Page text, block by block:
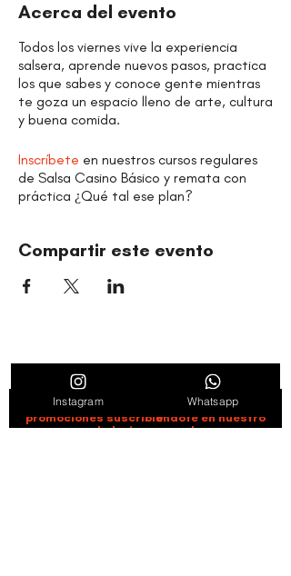
Acerca del evento
Todos los viernes vive la experiencia
salsera, aprende nuevos pasos, practica
los que sabes y conoce gente mientras
te goza un espacio lleno de arte, cultura
y buena comida.
Inscríbete en nuestros cursos regulares
de Salsa Casino Básico y remata con
práctica ¿Qué tal ese plan?
Compartir este evento
Danza y música como motores de paz, bienestar,
Entérate de novedades, noticias y
promociones suscribiéndote en nuestro
boletín semanal
Instagram Whatsapp